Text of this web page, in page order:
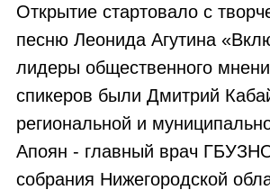
Открытие стартовало с
песню Леонида Агутина
лидеры общественного
спикеров были Дмитрий
региональной и
Апоян - главный врач
собрания Нижегородской